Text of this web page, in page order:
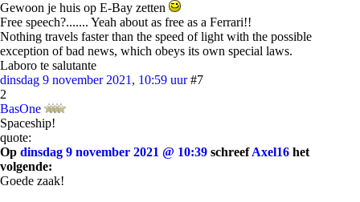
Gewoon je huis op E-Bay zetten
Free speech?....... Yeah about as free as a Ferrari!!
Nothing travels faster than the speed of light with the possible
exception of bad news, which obeys its own special laws.
Laboro te salutante
dinsdag 9 november 2021, 10:59 uur #7
2
BasOne
Spaceship!
quote:
Op dinsdag 9 november 2021 @ 10:39 schreefAxel16 het
volgende:
Goede zaak!